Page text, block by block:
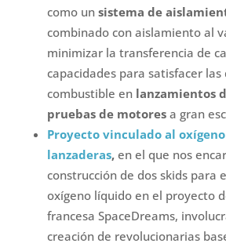
como un sistema de
combinado con aislamiento al
minimizar la transferencia de
capacidades para satisfacer las
combustible en lanzamientos
pruebas de motores a gran
Proyecto vinculado al
lanzaderas,en el que nos
construcción de dos skids para
oxígeno líquido en el proyecto
francesa SpaceDreams,
creación de revolucionarias